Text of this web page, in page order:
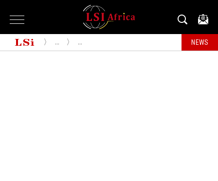
NEWS